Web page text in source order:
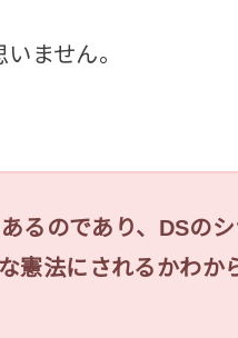
ません。
るのであり、DSの
憲法にされるかわか